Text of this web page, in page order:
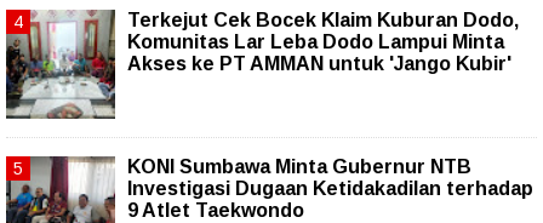
Terkejut Cek Bocek Klaim Kuburan Dodo,
Komunitas Lar Leba Dodo Lampui Minta
Akses ke PT AMMAN untuk 'Jango Kubir'
KONI Sumbawa Minta Gubernur NTB
Investigasi Dugaan Ketidakadilan terhadap
9 Atlet Taekwondo